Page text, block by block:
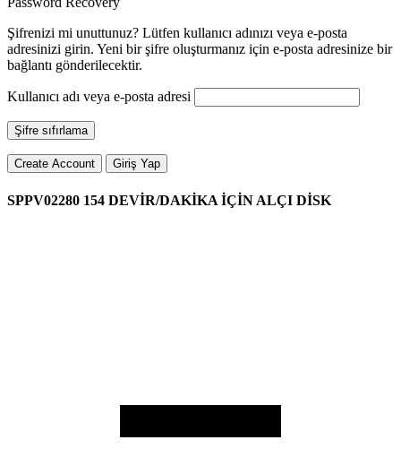
Şifrenizi mi unuttunuz? Lütfen kullanıcı adınızı veya e-posta
adresinizi girin. Yeni bir şifre oluşturmanız için e-posta adresinize bir
bağlantı gönderilecektir.
Kullanıcı adı veya e-posta adresi
Şifre sıfırlama
Create Account Giriş Yap
SPPV02280 154 DEVİR/DAKİKA İÇİN ALÇI DİSK